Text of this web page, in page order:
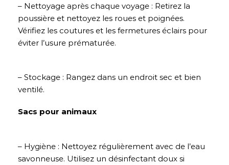
– Nettoyage après chaque voyage : Retirez la
poussière et nettoyez les roues et poignées.
Vérifiez les coutures et les fermetures éclairs pour
éviter l’usure prématurée.
– Stockage : Rangez dans un endroit sec et bien
ventilé.
Sacs pour animaux
– Hygiène : Nettoyez régulièrement avec de l’eau
savonneuse. Utilisez un désinfectant doux si